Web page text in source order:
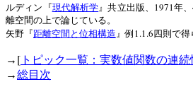
ルディン『現代解析学』共立出版、 1971年、
離空間の上で論じている。
矢野『距離空間と位相構造』例 1.1.6四則で得
→ [ トピック一覧：実数値関数の連続
→総目次